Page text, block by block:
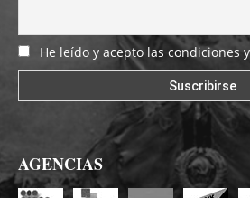
He leído y acepto las condiciones
AGENCIAS